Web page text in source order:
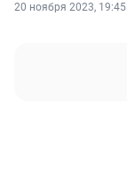
20 ноября 2023, 19:45